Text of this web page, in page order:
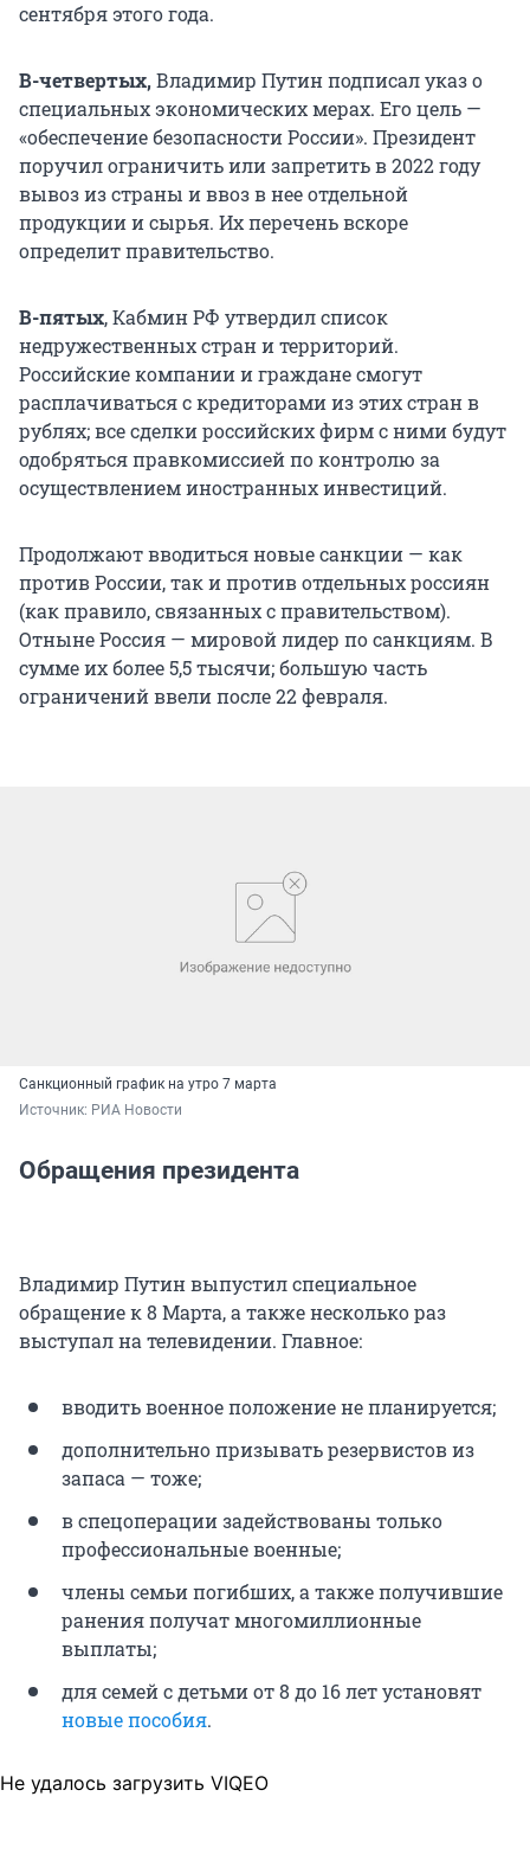
сентября этого года.
В-четвертых,Владимир Путин подписал указ о
специальных экономических мерах. Его цель —
«обеспечение безопасности России». Президент
поручил ограничить или запретить в 2022 году
вывоз из страны и ввоз в нее отдельной
продукции и сырья. Их перечень вскоре
определит правительство.
В-пятых, Кабмин РФ утвердил список
недружественных стран и территорий.
Российские компании и граждане смогут
расплачиваться с кредиторами из этих стран в
рублях; все сделки российских фирм с ними будут
одобряться правкомиссией по контролю за
осуществлением иностранных инвестиций.
Продолжают вводиться новые санкции — как
против России, так и против отдельных россиян
(как правило, связанных с правительством).
Отныне Россия — мировой лидер по санкциям. В
сумме их более 5,5 тысячи; большую часть
ограничений ввели после 22 февраля.
Санкционный график на утро 7 марта
Источник: РИА Новости
Обращения президента
Владимир Путин выпустил специальное
обращение к 8 Марта, а также несколько раз
выступал на телевидении. Главное:
вводить военное положение не планируется;
дополнительно призывать резервистов из
запаса — тоже;
в спецоперации задействованы только
профессиональные военные;
члены семьи погибших, а также получившие
ранения получат многомиллионные
выплаты;
для семей с детьми от 8 до 16 лет установят
новые пособия.
Не удалось загрузить VIQEO